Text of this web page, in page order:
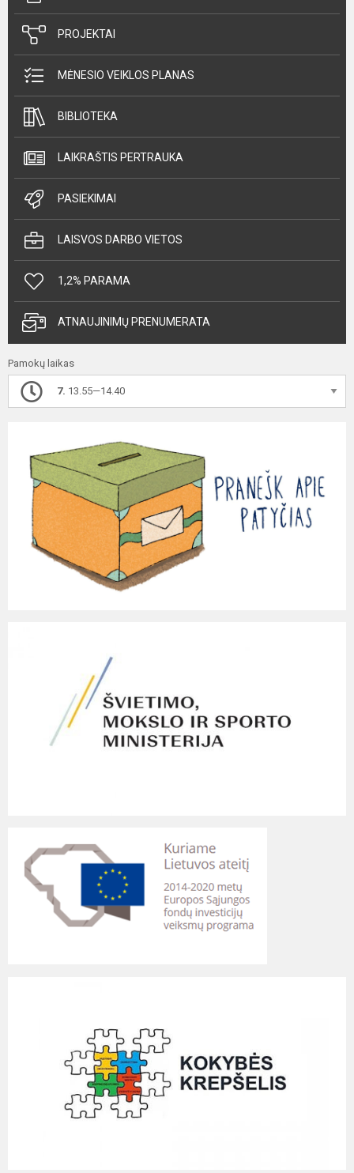
PROJEKTAI
MĖNESIO VEIKLOS PLANAS
BIBLIOTEKA
LAIKRAŠTIS PERTRAUKA
PASIEKIMAI
LAISVOS DARBO VIETOS
1,2% PARAMA
ATNAUJINIMŲ PRENUMERATA
Pamokų laikas
7. 13.55—14.40